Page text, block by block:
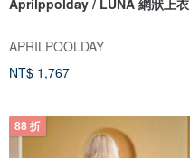
Aprilppolday / LUNA 網狀上衣
APRILPOOLDAY
NT$ 1,767
88 折